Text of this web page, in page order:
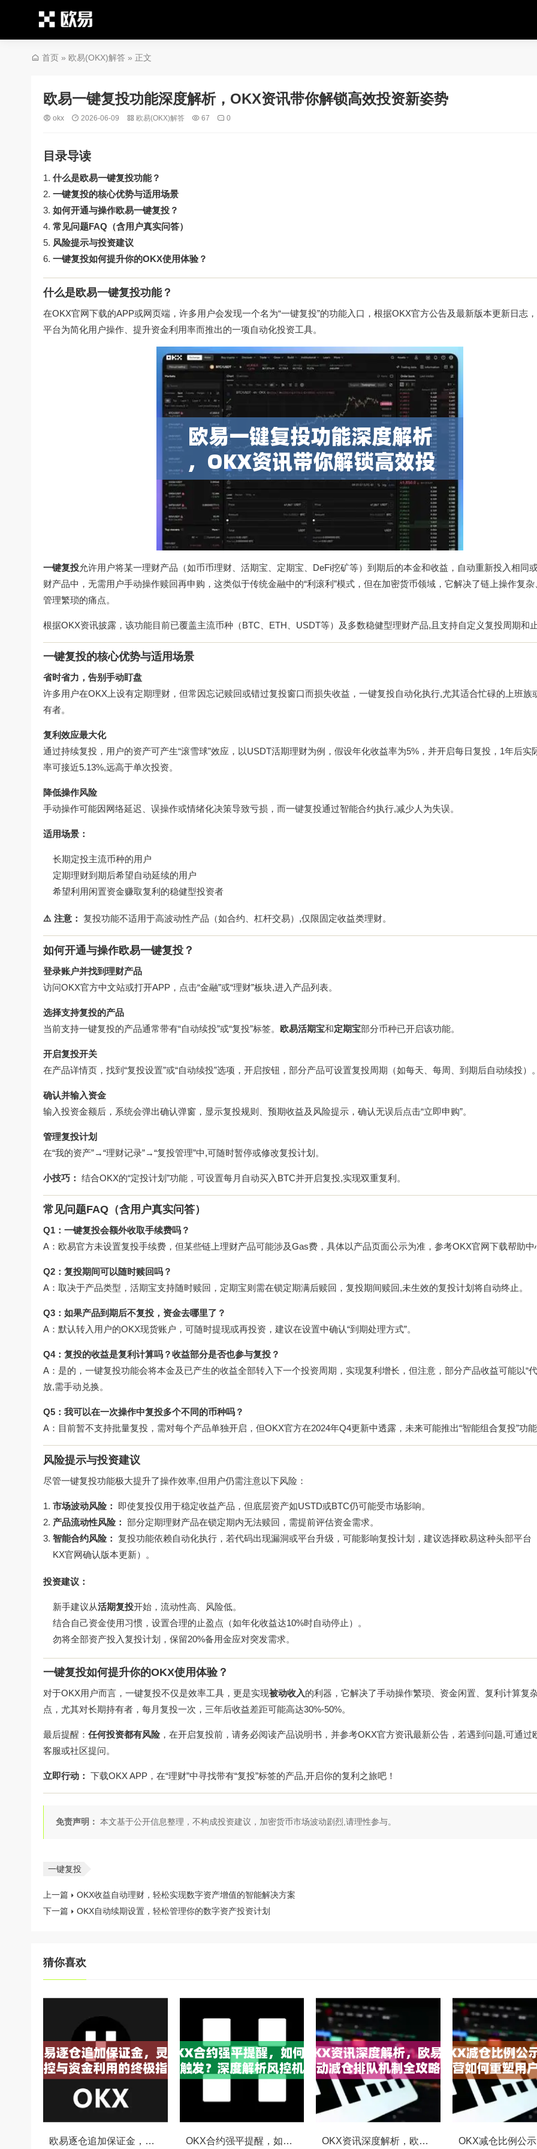
首页 » 欧易(OKX)解答 » 正文
欧易一键复投功能深度解析，OKX资讯带你解锁高效投资新姿势
okx 2026-06-09 欧易(OKX)解答 67 0
目录导读
什么是欧易一键复投功能？
一键复投的核心优势与适用场景
如何开通与操作欧易一键复投？
常见问题FAQ（含用户真实问答）
风险提示与投资建议
一键复投如何提升你的OKX使用体验？
什么是欧易一键复投功能？
在OKX官网下载的APP或网页端，许多用户会发现一个名为“一键复投”的功能入口，根据OKX官方公告及最新版本更新日志
平台为简化用户操作、提升资金利用率而推出的一项自动化投资工具。
一键复投允许用户将某一理财产品（如币币理财、活期宝、定期宝、DeFi挖矿等）到期后的本金和收益，自动重新投入相同
财产品中，无需用户手动操作赎回再申购，这类似于传统金融中的“利滚利”模式，但在加密货币领域，它解决了链上操作复
管理繁琐的痛点。
根据OKX资讯披露，该功能目前已覆盖主流币种（BTC、ETH、USDT等）及多数稳健型理财产品,且支持自定义复投周期和
一键复投的核心优势与适用场景
省时省力，告别手动盯盘
许多用户在OKX上设有定期理财，但常因忘记赎回或错过复投窗口而损失收益，一键复投自动化执行,尤其适合忙碌的上班族
有者。
复利效应最大化
通过持续复投，用户的资产可产生“滚雪球”效应，以USDT活期理财为例，假设年化收益率为5%，并开启每日复投，1年后实
率可接近5.13%,远高于单次投资。
降低操作风险
手动操作可能因网络延迟、误操作或情绪化决策导致亏损，而一键复投通过智能合约执行,减少人为失误。
适用场景：
长期定投主流币种的用户
定期理财到期后希望自动延续的用户
希望利用闲置资金赚取复利的稳健型投资者
⚠️ 注意： 复投功能不适用于高波动性产品（如合约、杠杆交易）,仅限固定收益类理财。
如何开通与操作欧易一键复投？
登录账户并找到理财产品
访问OKX官方中文站或打开APP，点击“金融”或“理财”板块,进入产品列表。
选择支持复投的产品
当前支持一键复投的产品通常带有“自动续投”或“复投”标签。 欧易活期宝和定期宝部分币种已开启该功能。
开启复投开关
在产品详情页，找到“复投设置”或“自动续投”选项，开启按钮，部分产品可设置复投周期（如每天、每周、到期后自动续投）
确认并输入资金
输入投资金额后，系统会弹出确认弹窗，显示复投规则、预期收益及风险提示，确认无误后点击“立即申购”。
管理复投计划
在“我的资产”→“理财记录”→“复投管理”中,可随时暂停或修改复投计划。
小技巧： 结合OKX的“定投计划”功能，可设置每月自动买入BTC并开启复投,实现双重复利。
常见问题FAQ（含用户真实问答）
Q1：一键复投会额外收取手续费吗？
A：欧易官方未设置复投手续费，但某些链上理财产品可能涉及Gas费，具体以产品页面公示为准，参考OKX官网下载帮助中
Q2：复投期间可以随时赎回吗？
A：取决于产品类型，活期宝支持随时赎回，定期宝则需在锁定期满后赎回，复投期间赎回,未生效的复投计划将自动终止。
Q3：如果产品到期后不复投，资金去哪里了？
A：默认转入用户的OKX现货账户，可随时提现或再投资，建议在设置中确认“到期处理方式”。
Q4：复投的收益是复利计算吗？收益部分是否也参与复投？
A：是的，一键复投功能会将本金及已产生的收益全部转入下一个投资周期，实现复利增长，但注意，部分产品收益可能以“
放,需手动兑换。
Q5：我可以在一次操作中复投多个不同的币种吗？
A：目前暂不支持批量复投，需对每个产品单独开启，但OKX官方在2024年Q4更新中透露，未来可能推出“智能组合复投”功
风险提示与投资建议
尽管一键复投功能极大提升了操作效率,但用户仍需注意以下风险：
市场波动风险：
即使复投仅用于稳定收益产品，但底层资产如USTD或BTC仍可能受市场影响。
产品流动性风险： 部分定期理财产品在锁定期内无法赎回，需提前评估资金需求。
智能合约风险： 复投功能依赖自动化执行，若代码出现漏洞或平台升级，可能影响复投计划，建议选择欧易这种头部平台
KX官网确认版本更新）。
投资建议：
新手建议从活期复投开始，流动性高、风险低。
结合自己资金使用习惯，设置合理的止盈点（如年化收益达10%时自动停止）。
勿将全部资产投入复投计划，保留20%备用金应对突发需求。
一键复投如何提升你的OKX使用体验？
对于OKX用户而言，一键复投不仅是效率工具，更是实现被动收入的利器，它解决了手动操作繁琐、资金闲置、复利计算复
点，尤其对长期持有者，每月复投一次，三年后收益差距可能高达30%-50%。
最后提醒： 任何投资都有风险，在开启复投前，请务必阅读产品说明书，并参考OKX官方资讯最新公告，若遇到问题,可通过
客服或社区提问。
立即行动： 下载OKX APP，在“理财”中寻找带有“复投”标签的产品,开启你的复利之旅吧！
免责声明： 本文基于公开信息整理，不构成投资建议，加密货币市场波动剧烈,请理性参与。
一键复投
上一篇
OKX收益自动理财，轻松实现数字资产增值的智能解决方案
下一篇
OKX自动续期设置，轻松管理你的数字资产投资计划
猜你喜欢
欧易逐仓追加保证金，灵活风控与资金利用的终极指南 OKX合约强平提醒，如何避免触发？深度解析风控机制与应对策略 OKX资讯深度解析，欧易自动减仓排队机制全攻略